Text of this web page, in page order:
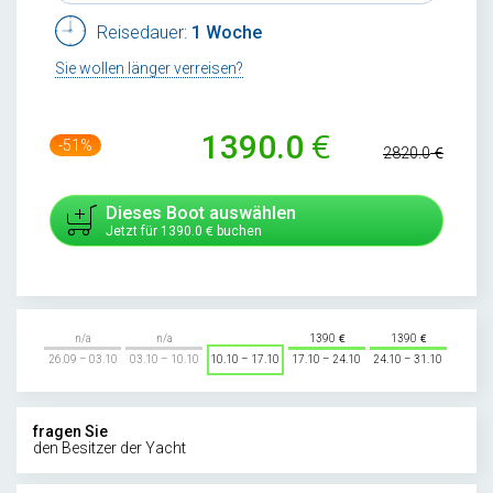
Reisedauer: 1 Woche
Sie wollen länger verreisen?
-51% 1390.0 2820.0
Dieses Boot auswählen
Jetzt für 1390.0 buchen
n/a
26.09 – 03.10
n/a
03.10 – 10.10
10.10 – 17.10
1390
17.10 – 24.10
1390
24.10 – 31.10
fragen Sie
den Besitzer der Yacht